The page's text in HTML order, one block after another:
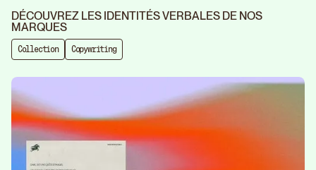
DÉCOUVREZ LES IDENTITÉS VERBALES DE NOS
MARQUES
Collection Copywriting